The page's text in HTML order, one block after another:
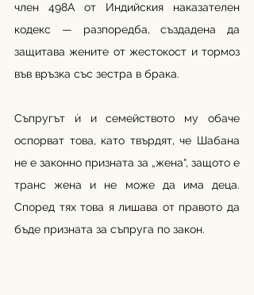
член 498А от Индийския наказателен
кодекс — разпоредба, създадена да
защитава жените от жестокост и тормоз
във връзка със зестра в брака.
Съпругът ѝ и семейството му обаче
оспорват това, като твърдят, че Шабана
не е законно призната за „жена“, защото е
транс жена и не може да има деца.
Според тях това я лишава от правото да
бъде призната за съпруга по закон.